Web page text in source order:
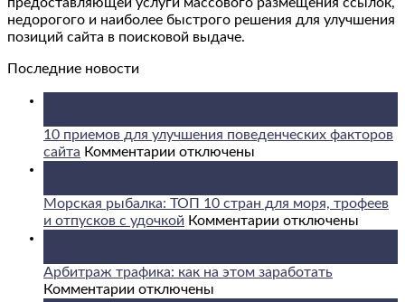
недорогого и наиболее быстрого решения для улучшения
позиций сайта в поисковой выдаче.
Последние новости
10 приемов для улучшения поведенческих факторов
сайта Комментарии к
приемов
для
факторов
сайта
отключены
Морская рыбалка: ТОП 10 стран для моря, трофеев
и отпусков с удочкой Комментарии к
рыбалка:
отключены
Арбитраж трафика: как на этом заработать
Комментарии котключены